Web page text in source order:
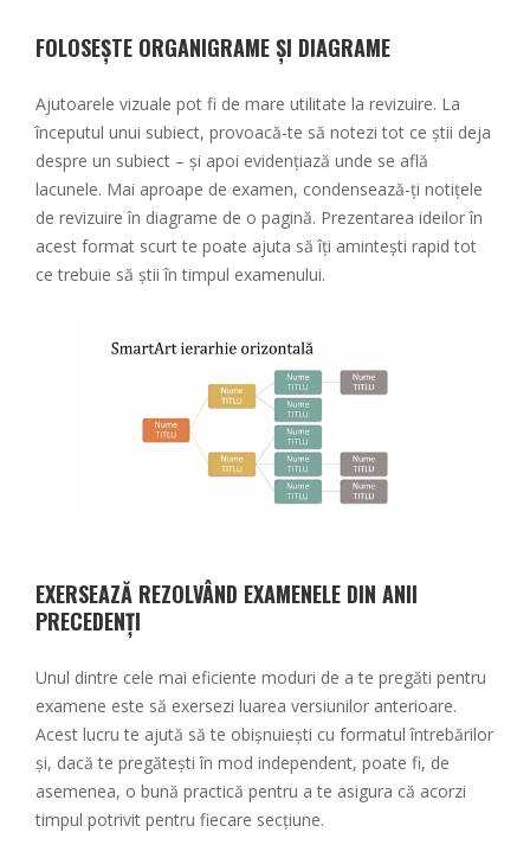
FOLOSEȘTE ORGANIGRAME ȘI DIAGRAME
Ajutoarele vizuale pot fi de mare utilitate la revizuire. La
începutul unui subiect, provoacă-te să notezi tot ce știi deja
despre un subiect – și apoi evidențiază unde se află
lacunele. Mai aproape de examen, condensează-ți notițele
de revizuire în diagrame de o pagină. Prezentarea ideilor în
acest format scurt te poate ajuta să îți amintești rapid tot
ce trebuie să știi în timpul examenului.
EXERSEAZĂ REZOLVÂND EXAMENELE DIN ANII
PRECEDENȚI
Unul dintre cele mai eficiente moduri de a te pregăti pentru
examene este să exersezi luarea versiunilor anterioare.
Acest lucru te ajută să te obișnuiești cu formatul întrebărilor
și, dacă te pregătești în mod independent, poate fi, de
asemenea, o bună practică pentru a te asigura că acorzi
timpul potrivit pentru fiecare secțiune.